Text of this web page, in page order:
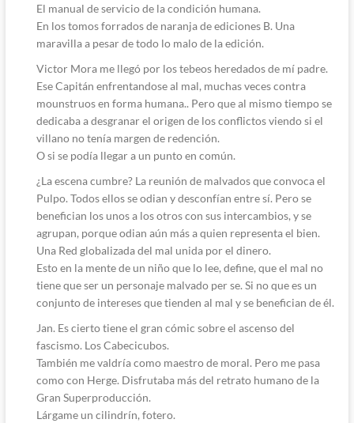
El manual de servicio de la condición humana.
En los tomos forrados de naranja de ediciones B. Una
maravilla a pesar de todo lo malo de la edición.
Victor Mora me llegó por los tebeos heredados de mí padre.
Ese Capitán enfrentandose al mal, muchas veces contra
mounstruos en forma humana.. Pero que al mismo tiempo se
dedicaba a desgranar el origen de los conflictos viendo si el
villano no tenía margen de redención.
O si se podía llegar a un punto en común.
¿La escena cumbre? La reunión de malvados que convoca el
Pulpo. Todos ellos se odian y desconfían entre sí. Pero se
benefician los unos a los otros con sus intercambios, y se
agrupan, porque odian aún más a quien representa el bien.
Una Red globalizada del mal unida por el dinero.
Esto en la mente de un niño que lo lee, define, que el mal no
tiene que ser un personaje malvado per se. Si no que es un
conjunto de intereses que tienden al mal y se benefician de él.
Jan. Es cierto tiene el gran cómic sobre el ascenso del
fascismo. Los Cabecicubos.
También me valdría como maestro de moral. Pero me pasa
como con Herge. Disfrutaba más del retrato humano de la
Gran Superproducción.
Lárgame un cilindrín, fotero.